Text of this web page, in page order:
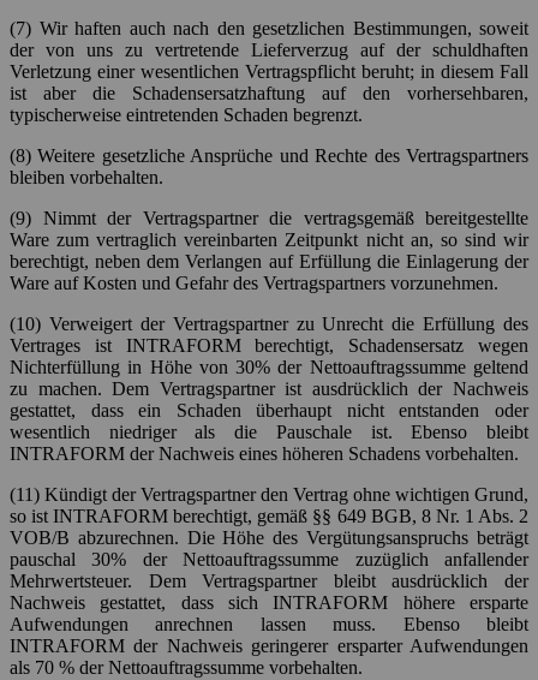
(7) Wir haften auch nach den gesetzlichen Bestimmungen, soweit
der von uns zu vertretende Lieferverzug auf der schuldhaften
Verletzung einer wesentlichen Vertragspflicht beruht; in diesem Fall
ist aber die Schadensersatzhaftung auf den vorhersehbaren,
typischerweise eintretenden Schaden begrenzt.
(8) Weitere gesetzliche Ansprüche und Rechte des Vertragspartners
bleiben vorbehalten.
(9) Nimmt der Vertragspartner die vertragsgemäß bereitgestellte
Ware zum vertraglich vereinbarten Zeitpunkt nicht an, so sind wir
berechtigt, neben dem Verlangen auf Erfüllung die Einlagerung der
Ware auf Kosten und Gefahr des Vertragspartners vorzunehmen.
(10) Verweigert der Vertragspartner zu Unrecht die Erfüllung des
Vertrages ist INTRAFORM berechtigt, Schadensersatz wegen
Nichterfüllung in Höhe von 30% der Nettoauftragssumme geltend
zu machen. Dem Vertragspartner ist ausdrücklich der Nachweis
gestattet, dass ein Schaden überhaupt nicht entstanden oder
wesentlich niedriger als die Pauschale ist. Ebenso bleibt
INTRAFORM der Nachweis eines höheren Schadens vorbehalten.
(11) Kündigt der Vertragspartner den Vertrag ohne wichtigen Grund,
so ist INTRAFORM berechtigt, gemäß §§ 649 BGB, 8 Nr. 1 Abs. 2
VOB/B abzurechnen. Die Höhe des Vergütungsanspruchs beträgt
pauschal 30% der Nettoauftragssumme zuzüglich anfallender
Mehrwertsteuer. Dem Vertragspartner bleibt ausdrücklich der
Nachweis gestattet, dass sich INTRAFORM höhere ersparte
Aufwendungen anrechnen lassen muss. Ebenso bleibt
INTRAFORM der Nachweis geringerer ersparter Aufwendungen
als 70 % der Nettoauftragssumme vorbehalten.